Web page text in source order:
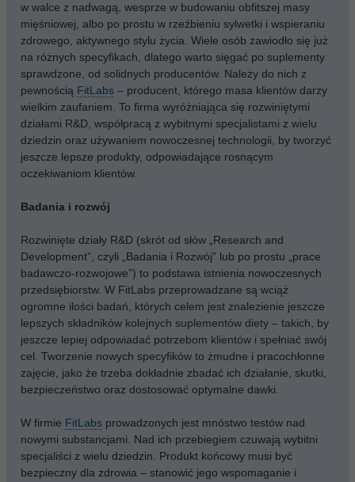
w walce z nadwagą, wesprze w budowaniu obfitszej masy
mięśniowej, albo po prostu w rzeźbieniu sylwetki i wspieraniu
zdrowego, aktywnego stylu życia. Wiele osób zawiodło się już
na różnych specyfikach, dlatego warto sięgać po suplementy
sprawdzone, od solidnych producentów. Należy do nich z
pewnością FitLabs – producent, którego masa klientów darzy
wielkim zaufaniem. To firma wyróżniająca się rozwiniętymi
działami R&D, współpracą z wybitnymi specjalistami z wielu
dziedzin oraz używaniem nowoczesnej technologii, by tworzyć
jeszcze lepsze produkty, odpowiadające rosnącym
oczekiwaniom klientów.
Badania i rozwój
Rozwinięte działy R&D (skrót od słów „Research and
Development”, czyli „Badania i Rozwój” lub po prostu „prace
badawczo-rozwojowe”) to podstawa istnienia nowoczesnych
przedsiębiorstw. W FitLabs przeprowadzane są wciąż
ogromne ilości badań, których celem jest znalezienie jeszcze
lepszych składników kolejnych suplementów diety – takich, by
jeszcze lepiej odpowiadać potrzebom klientów i spełniać swój
cel. Tworzenie nowych specyfików to żmudne i pracochłonne
zajęcie, jako że trzeba dokładnie zbadać ich działanie, skutki,
bezpieczeństwo oraz dostosować optymalne dawki.
W firmie FitLabs prowadzonych jest mnóstwo testów nad
nowymi substancjami. Nad ich przebiegiem czuwają wybitni
specjaliści z wielu dziedzin. Produkt końcowy musi być
bezpieczny dla zdrowia – stanowić jego wspomaganie i